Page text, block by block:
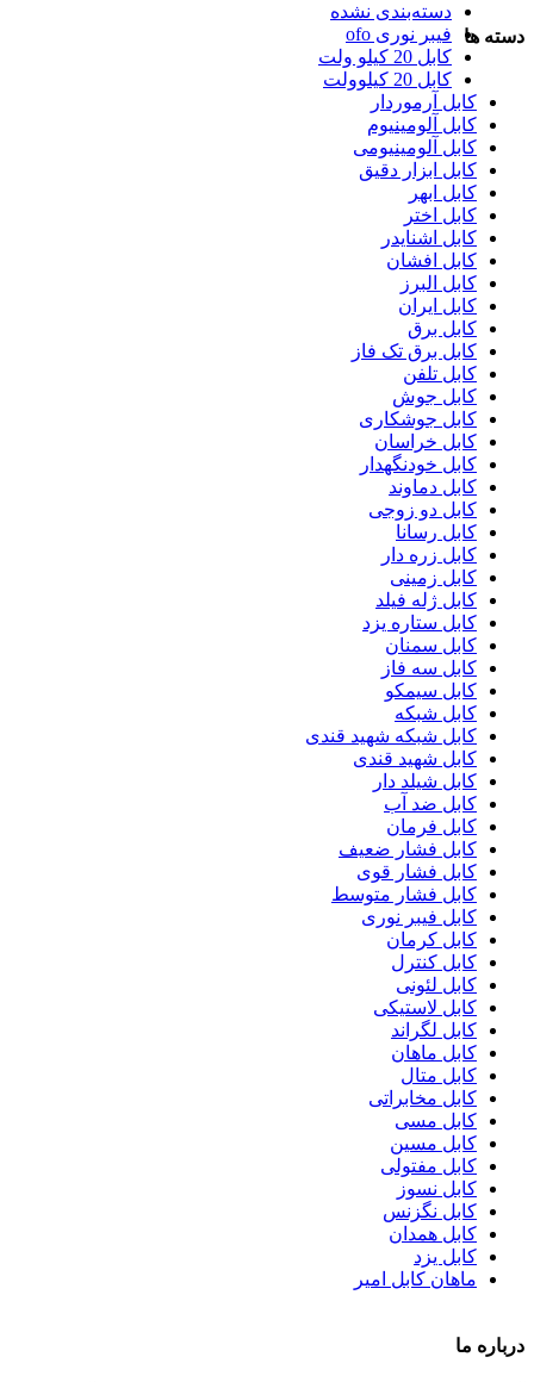
دسته ها
دسته‌بندی نشده
فیبر نوری ofo
کابل 20 کیلو ولت
کابل 20 کیلوولت
کابل آرموردار
کابل آلومینیوم
کابل آلومینیومی
کابل ابزار دقیق
کابل ابهر
کابل اختر
کابل اشنایدر
کابل افشان
کابل البرز
کابل ایران
کابل برق
کابل برق تک فاز
کابل تلفن
کابل جوش
کابل جوشکاری
کابل خراسان
کابل خودنگهدار
کابل دماوند
کابل دو زوجی
کابل رسانا
کابل زره دار
کابل زمینی
کابل ژله فیلد
کابل ستاره یزد
کابل سمنان
کابل سه فاز
کابل سیمکو
کابل شبکه
کابل شبکه شهید قندی
کابل شهید قندی
کابل شیلد دار
کابل ضد آب
کابل فرمان
کابل فشار ضعیف
کابل فشار قوی
کابل فشار متوسط
کابل فیبر نوری
کابل کرمان
کابل کنترل
کابل لئونی
کابل لاستیکی
کابل لگراند
کابل ماهان
کابل متال
کابل مخابراتی
کابل مسی
کابل مسین
کابل مفتولی
کابل نسوز
کابل نگزنس
کابل همدان
کابل یزد
ماهان کابل امیر
درباره ما